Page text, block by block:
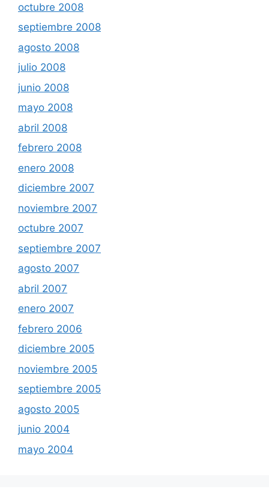
octubre 2008
septiembre 2008
agosto 2008
julio 2008
junio 2008
mayo 2008
abril 2008
febrero 2008
enero 2008
diciembre 2007
noviembre 2007
octubre 2007
septiembre 2007
agosto 2007
abril 2007
enero 2007
febrero 2006
diciembre 2005
noviembre 2005
septiembre 2005
agosto 2005
junio 2004
mayo 2004